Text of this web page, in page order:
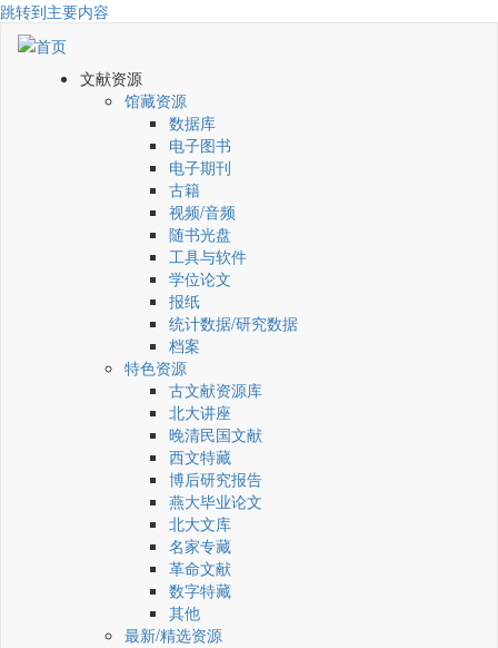
跳转到主要内容
文献资源
馆藏资源
数据库
电子图书
电子期刊
古籍
视频/音频
随书光盘
工具与软件
学位论文
报纸
统计数据/研究数据
档案
特色资源
古文献资源库
北大讲座
晚清民国文献
西文特藏
博后研究报告
燕大毕业论文
北大文库
名家专藏
革命文献
数字特藏
其他
最新/精选资源